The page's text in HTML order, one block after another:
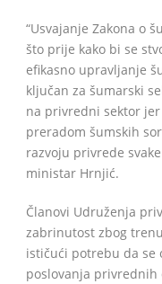
“Usvajanje Zakona o
što prije kako bi se
efikasno upravljanje
ključan za šumarski
na privredni sektor
preradom šumskih
razvoju privrede
ministar Hrnjić.
Članovi Udruženja
zabrinutost zbog
ističući potrebu da se
poslovanja privrednih